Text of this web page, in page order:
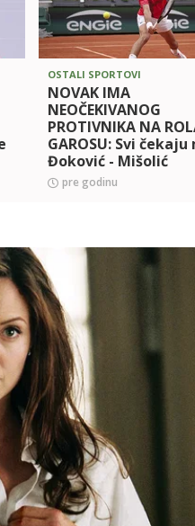
OSTALI SPORTOVI
NOVAK IMA
NEOČEKIVANOG
PROTIVNIKA NA
GAROSU: Svi čekaju
Đoković - Mišolić
pre godinu